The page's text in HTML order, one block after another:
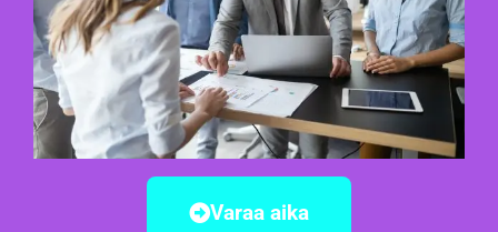
Varaa aika